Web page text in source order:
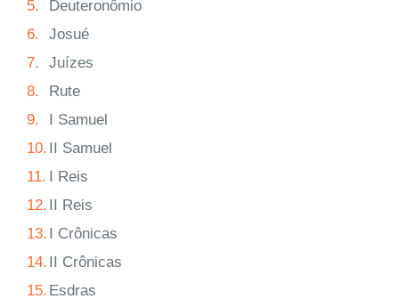
5.
Deuteronômio
6.
Josué
7.
Juízes
8.
Rute
9.
I Samuel
10. II Samuel
11. I Reis
12. II Reis
13. I Crônicas
14. II Crônicas
15. Esdras